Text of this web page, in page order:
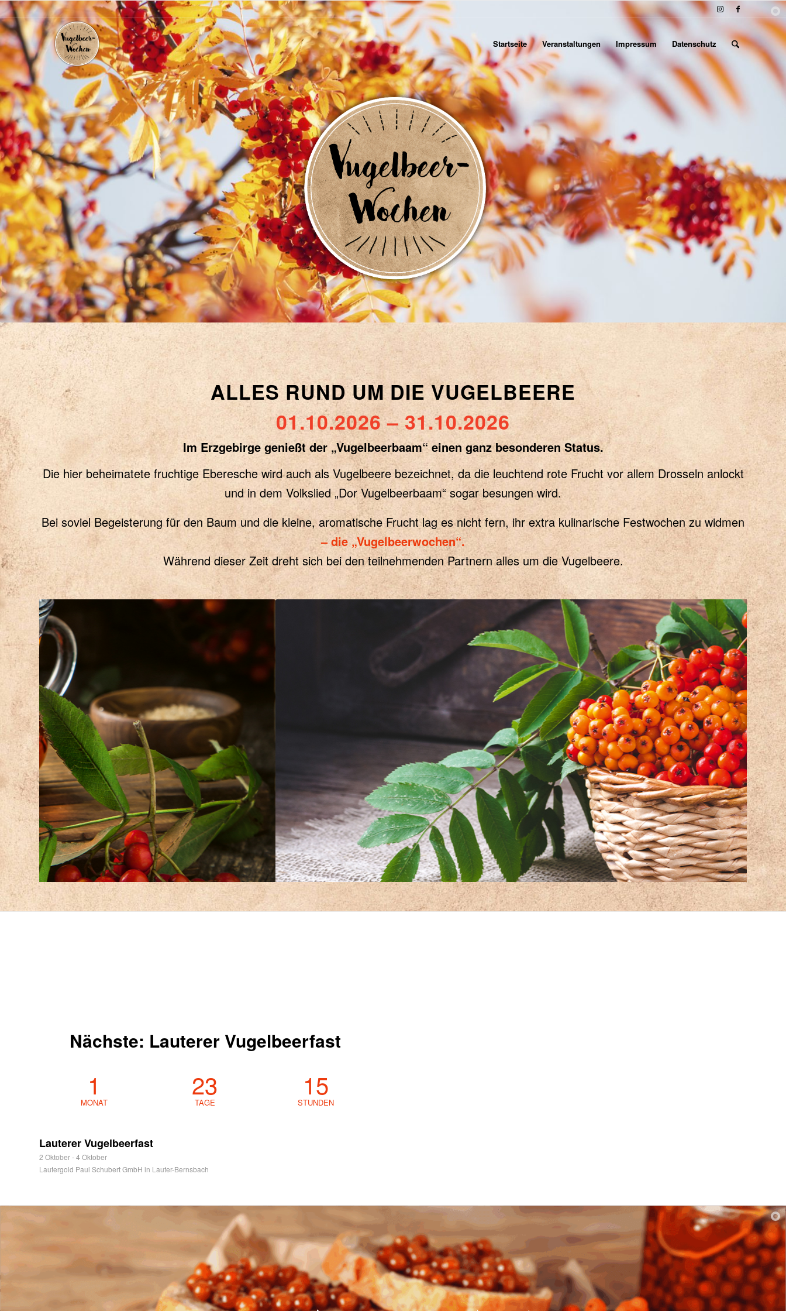
Startseite Veranstaltungen Impressum Datenschutz
ALLES RUND UM DIE VUGELBEERE
01.10.2026 – 31.10.2026
Im Erzgebirge genießt der „Vugelbeerbaam“ einen ganz besonderen Status.
Die hier beheimatete fruchtige Eberesche wird auch als Vugelbeere bezeichnet, da die leuchtend rote Frucht vor allem Drosseln anlockt
und in dem Volkslied „Dor Vugelbeerbaam“ sogar besungen wird.
Bei soviel Begeisterung für den Baum und die kleine, aromatische Frucht lag es nicht fern, ihr extra kulinarische Festwochen zu widmen
– die „Vugelbeerwochen“.
Während dieser Zeit dreht sich bei den teilnehmenden Partnern alles um die Vugelbeere.
Nächste: Lauterer Vugelbeerfast
1
MONAT
23
TAGE
15
STUNDEN
Lauterer Vugelbeerfast
2 Oktober-4 Oktober
Lautergold Paul Schubert GmbH in Lauter-Bernsbach